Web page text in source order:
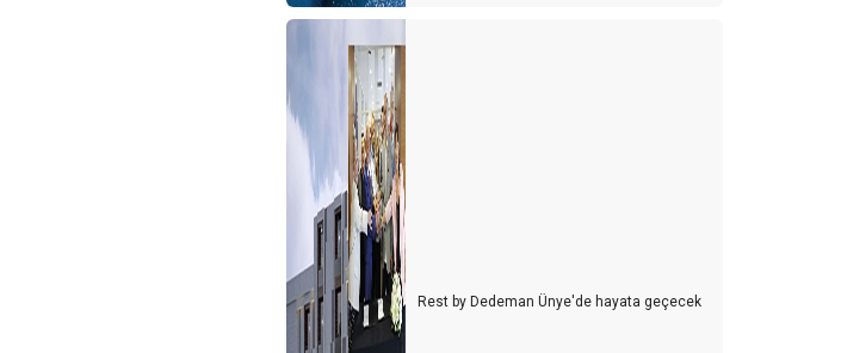
YENi IATA KURALLARI
İTALYA İLE AŞK BİR BAŞKA BAHARA...
DIS TURiZM iHTiSAS BASKANLIGINDAN NEDEN iSTiFA
ETTiM?
GALATAPORT OUT, YENİKAPI IN ...
TÜRSAB Başkan Adayı Kriterleri.
Türkiye Turizm Tanıtım ve Geliştirme Ajansı Hakkında;
TÜRSAB'ın 15 Temmuz ilanı
Rest by Dedeman Ünye'de hayata geçecek